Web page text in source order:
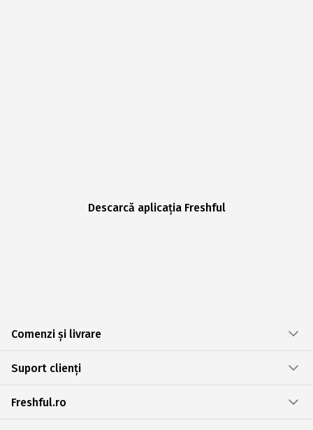
Descarcă aplicația Freshful
Comenzi și livrare
Suport clienți
Freshful.ro